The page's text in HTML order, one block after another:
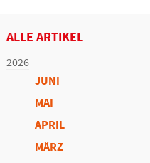
ALLE ARTIKEL
2026
JUNI
MAI
APRIL
MÄRZ